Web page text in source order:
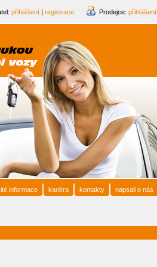
Prodejce: přihlášení
přihlášení | registrace
napsali o nás
kontakty
kariéra
informace